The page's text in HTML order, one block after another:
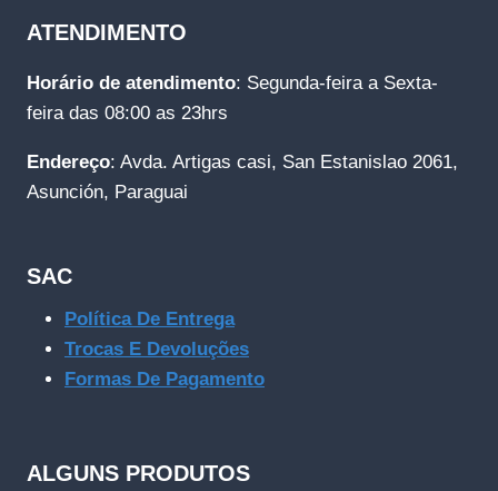
ATENDIMENTO
Horário de atendimento: Segunda-feira a Sexta-
feira das 08:00 as 23hrs
Endereço: Avda. Artigas casi, San Estanislao 2061,
Asunción, Paraguai
SAC
Política De Entrega
Trocas E Devoluções
Formas De Pagamento
ALGUNS PRODUTOS